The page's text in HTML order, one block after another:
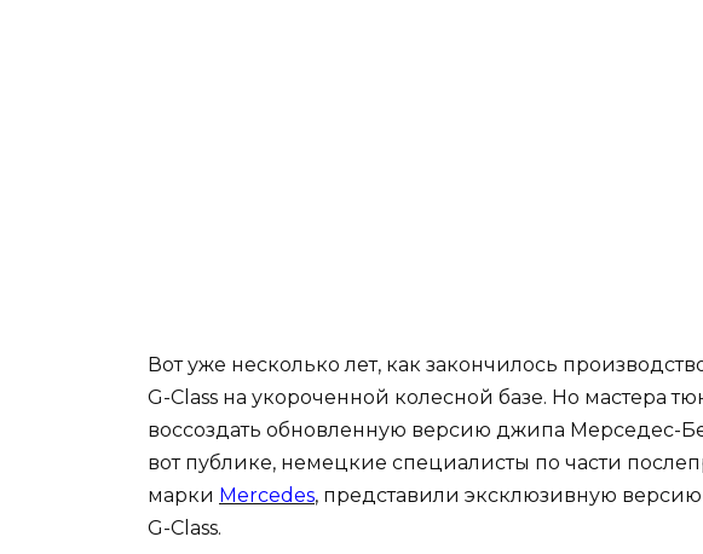
Вот уже несколько лет, как закончилось
G-Class на укороченной колесной базе. Но мастера
воссоздать обновленную версию джипа Мерседес-
вот публике, немецкие специалисты по части
марки Mercedes, представили эксклюзивную
G-Class.